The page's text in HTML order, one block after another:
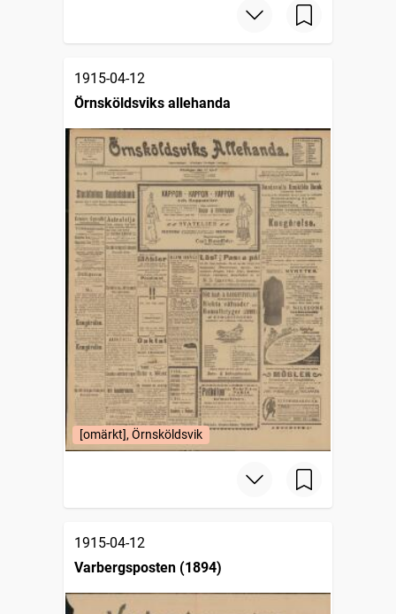
1915-04-12
Örnsköldsviks allehanda
[omärkt], Örnsköldsvik
1915-04-12
Varbergsposten (1894)